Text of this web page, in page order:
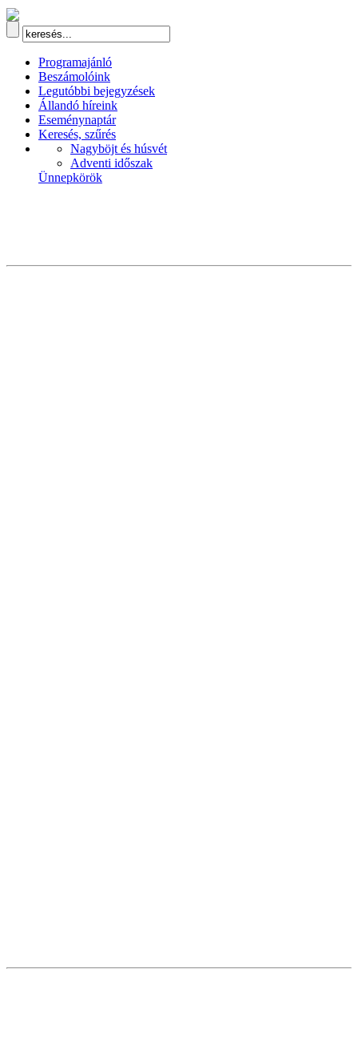
Programajánló
Beszámolóink
Legutóbbi bejegyzések
Állandó híreink
Eseménynaptár
Keresés, szűrés
Nagyböjt és húsvét
Adventi időszak
Ünnepkörök